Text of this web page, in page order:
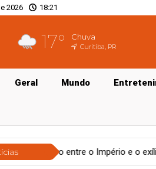
2026 18:21
17° Chuva
Curitiba, PR
Geral Mundo
o exílio, mas sua 'Odisseia' pode